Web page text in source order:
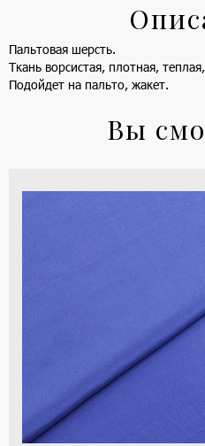
Пальтовая шерсть.
Ткань ворсистая, плотная,
Подойдет на пальто, жакет.
Вы